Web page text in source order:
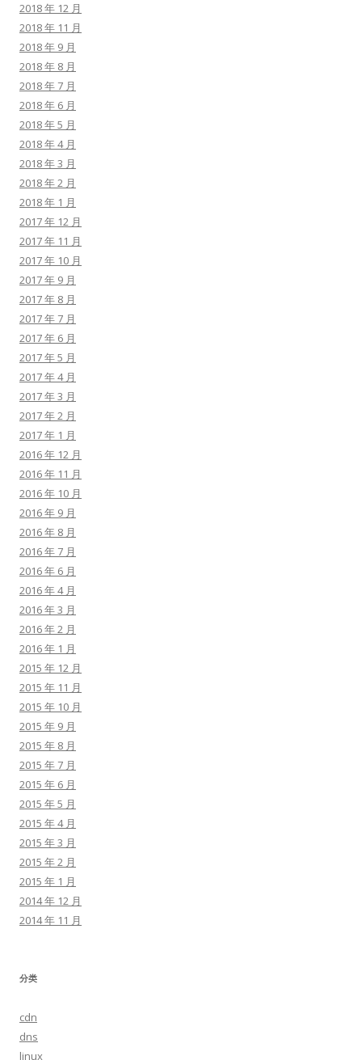
2018 年 12 月
2018 年 11 月
2018 年 9 月
2018 年 8 月
2018 年 7 月
2018 年 6 月
2018 年 5 月
2018 年 4 月
2018 年 3 月
2018 年 2 月
2018 年 1 月
2017 年 12 月
2017 年 11 月
2017 年 10 月
2017 年 9 月
2017 年 8 月
2017 年 7 月
2017 年 6 月
2017 年 5 月
2017 年 4 月
2017 年 3 月
2017 年 2 月
2017 年 1 月
2016 年 12 月
2016 年 11 月
2016 年 10 月
2016 年 9 月
2016 年 8 月
2016 年 7 月
2016 年 6 月
2016 年 4 月
2016 年 3 月
2016 年 2 月
2016 年 1 月
2015 年 12 月
2015 年 11 月
2015 年 10 月
2015 年 9 月
2015 年 8 月
2015 年 7 月
2015 年 6 月
2015 年 5 月
2015 年 4 月
2015 年 3 月
2015 年 2 月
2015 年 1 月
2014 年 12 月
2014 年 11 月
分类
cdn
dns
linux